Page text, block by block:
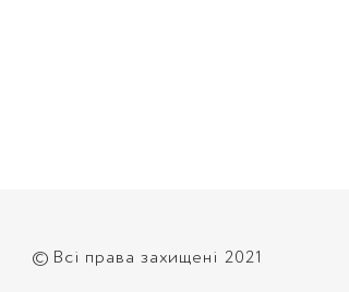
©Всі права захищені 2021